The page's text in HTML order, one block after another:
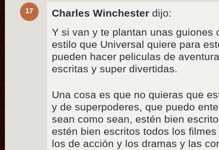
17 Charles Winchester dijo:
Y si van y te plantan unas guiones
estilo que Universal quiere para
pueden hacer peliculas de
escritas y super divertidas.
Una cosa es que no quieras que
y de superpoderes, que puedo
sean como sean, estén bien
estén bien escritos todos los
los de acción y los dramas y las